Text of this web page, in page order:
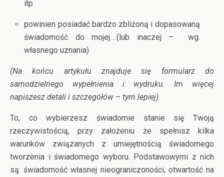
itp
powinien posiadać bardzo zbliżoną i dopasowaną
świadomość do mojej….(lub inaczej – wg.
własnego uznania)
(Na końcu artykułu znajduje się formularz do
samodzielnego wypełnienia i wydruku. Im więcej
napiszesz detali i szczegółów – tym lepiej)
To, co wybierzesz świadomie stanie się Twoją
rzeczywistością, przy założeniu że spełnisz kilka
warunków związanych z umiejętnością świadomego
tworzenia i świadomego wyboru. Podstawowymi z nich
są: świadomość własnej nieograniczoności, otwartość na